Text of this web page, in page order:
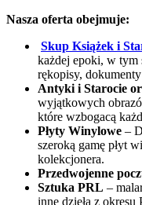
Nasza oferta obejmuje:
Skup Książek i
każdej epoki, w
rękopisy,
Antyki i Starocie
wyjątkowych
które wzbogacą
Płyty Winylowe –
szeroką gamę płyt
kolekcjonera.
Przedwojenne
Sztuka PRL –
inne dzieła z